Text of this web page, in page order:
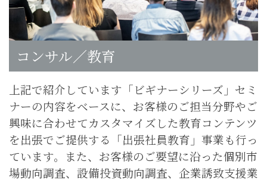
コンサル／教育
上記で紹介しています「ビギナーシリーズ」セミ
ナーの内容をベースに、お客様のご担当分野やご
興味に合わせてカスタマイズした教育コンテンツ
を出張でご提供する「出張社員教育」事業も行っ
ています。また、お客様のご要望に沿った個別市
場動向調査、設備投資動向調査、企業誘致支援業